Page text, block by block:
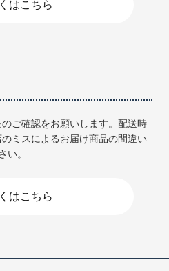
はこちら
ご確認をお願いします。配送時
ミスによるお届け商品の間違い
い。
はこちら